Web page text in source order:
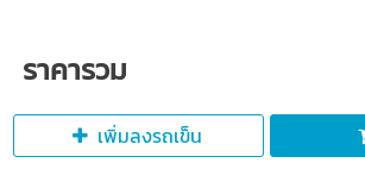
ราคารวม
เพิ่มลงรถเข็น